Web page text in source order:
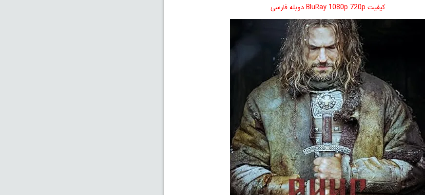
کیفیت BluRay 1080p 720p دوبله فارسی